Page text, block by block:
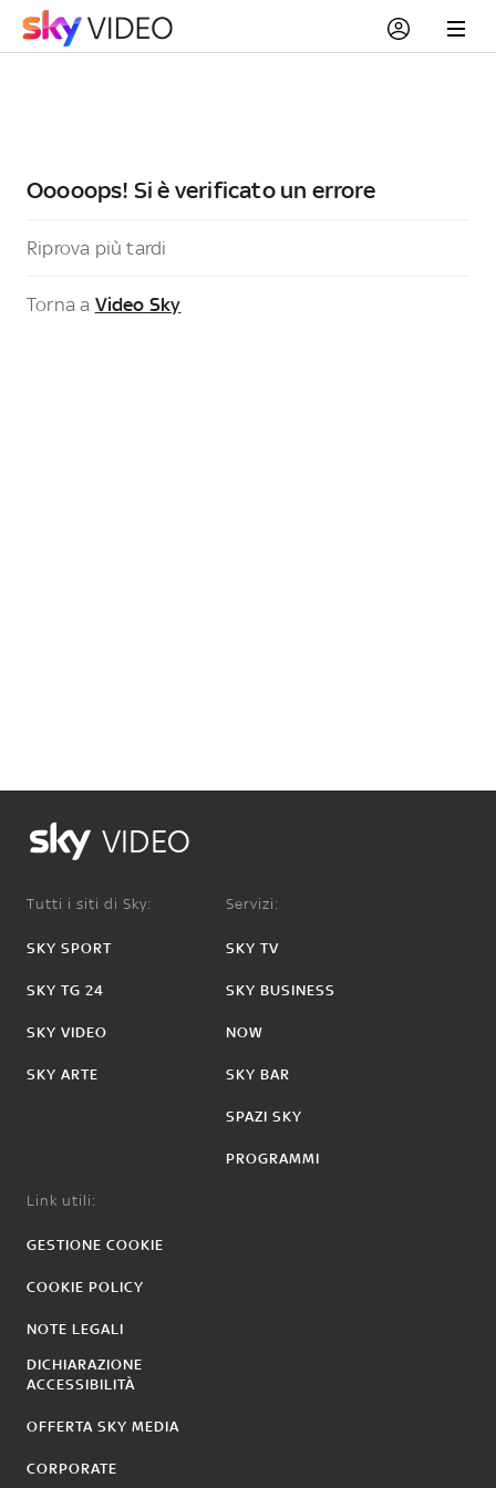
Ooooops! Si è verificato un errore
Riprova più tardi
Torna a Video Sky
VIDEO
Tutti i siti di Sky:
SKY SPORT
SKY TG 24
SKY VIDEO
SKY ARTE
Servizi:
SKY TV
SKY BUSINESS
NOW
SKY BAR
SPAZI SKY
PROGRAMMI
Link utili:
GESTIONE COOKIE
COOKIE POLICY
NOTE LEGALI
DICHIARAZIONE
ACCESSIBILITÀ
OFFERTA SKY MEDIA
CORPORATE